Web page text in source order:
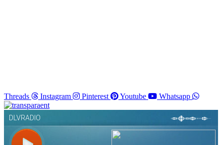
Threads Instagram Pinterest Youtube Whatsapp